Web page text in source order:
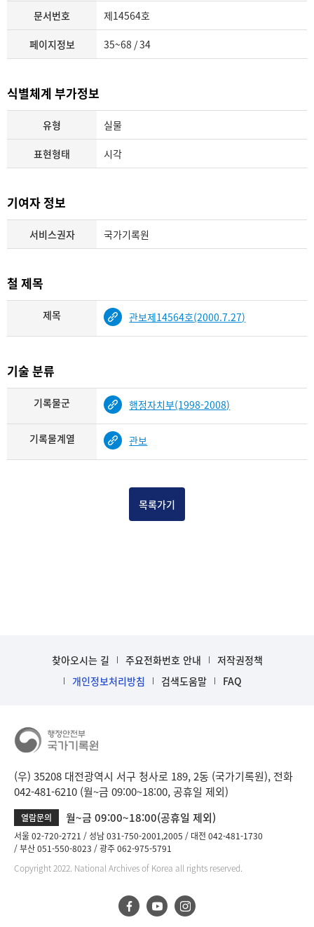
문서번호 제14564호
페이지정보 35~68 / 34
식별체계 부가정보
유형 실물
표현형태 시각
기여자 정보
서비스권자 국가기록원
철 제목
제목 관보제14564호(2000.7.27)
기술 분류
기록물군 행정자치부(1998-2008)
기록물계열 관보
목록가기
찾아오시는 길 주요전화번호 안내
저작권정책
개인정보처리방침
검색도움말 FAQ
(우) 35208 대전광역시 서구 청사로 189, 2동 (국가기록원), 전화
042-481-6210 (월~금 09:00~18:00, 공휴일 제외)
열람문의 월~금 09:00~18:00(공휴일 제외)
서울 02-720-2721 성남 031-750-2001,2005
대전 042-481-1730
부산 051-550-8023
광주 062-975-5791
Copyright 2022. National Archives of Korea all rights reserved.